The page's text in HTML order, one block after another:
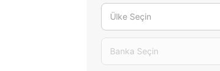
Ülke Seçin
Banka Seçin